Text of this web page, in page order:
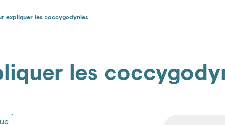
expliquer les coccygodynies
les